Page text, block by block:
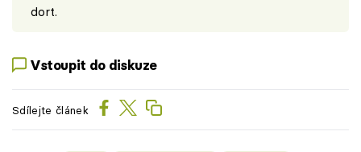
dort.
Vstoupit do diskuze
Sdílejte článek